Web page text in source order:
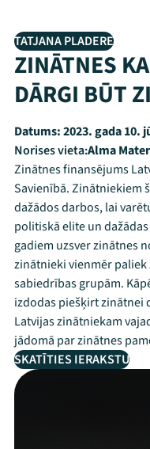
TATJANA PLADERE
ZINĀTNES
DĀRGI BŪT
Datums:2023. gada 10.
Norises vieta:Alma
Zinātnes finansējums
Savienībā. Zinātniekiem
dažādos darbos, lai
politiskā elite un
gadiem uzsver zinātnes
zinātnieki vienmēr
sabiedrības grupām.
izdodas piešķirt zinātnei
Latvijas zinātniekam
jādomā par zinātnes
SKATĪTIES IERAKSTU